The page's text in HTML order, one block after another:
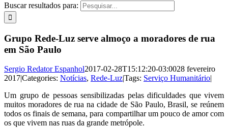
Buscar resultados para:
Grupo Rede-Luz serve almoço a moradores de rua
em São Paulo
Sergio Redator Espanhol2017-02-28T15:12:20-03:0028 fevereiro
2017|Categories: Notícias, Rede-Luz|Tags: Serviço Humanitário|
Um grupo de pessoas sensibilizadas pelas dificuldades que vivem
muitos moradores de rua na cidade de São Paulo, Brasil, se reúnem
todos os finais de semana, para compartilhar um pouco de amor com
os que vivem nas ruas da grande metrópole.